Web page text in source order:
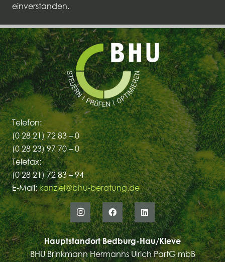
einverstanden.
Telefon:
(0 28 21) 72 83 – 0
(0 28 23) 97 70 – 0
Telefax:
(0 28 21) 72 83 – 94
E-Mail:kanzlei@bhu-beratung.de
Hauptstandort Bedburg-Hau/Kleve
BHU Brinkmann Hermanns Ulrich PartG mbB